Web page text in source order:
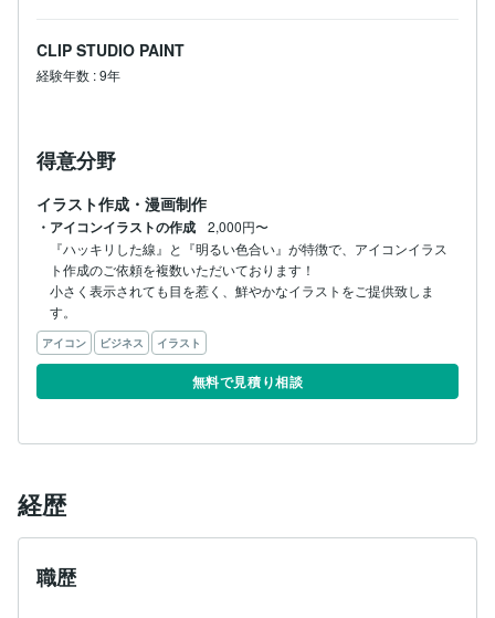
CLIP STUDIO PAINT
経験年数 :9年
得意分野
イラスト作成・漫画制作
・アイコンイラストの作成
2,000円〜
『ハッキリした線』と『明るい色合い』が特徴で、アイコンイラス
ト作成のご依頼を複数いただいております！
小さく表示されても目を惹く、鮮やかなイラストをご提供致しま
す。
アイコン ビジネス イラスト
無料で見積り相談
経歴
職歴